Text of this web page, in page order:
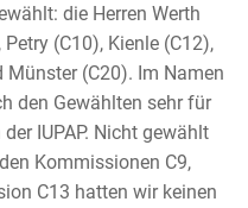
die Herren Werth
(C10), Kienle (C12),
Münster (C20). Im Namen
den Gewählten sehr für
IUPAP. Nicht gewählt
Kommissionen C9,
C13 hatten wir keinen